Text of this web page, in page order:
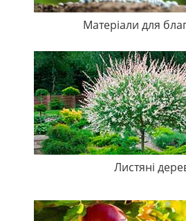
Матеріали для
Листяні